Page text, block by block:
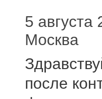
5
Москва
после